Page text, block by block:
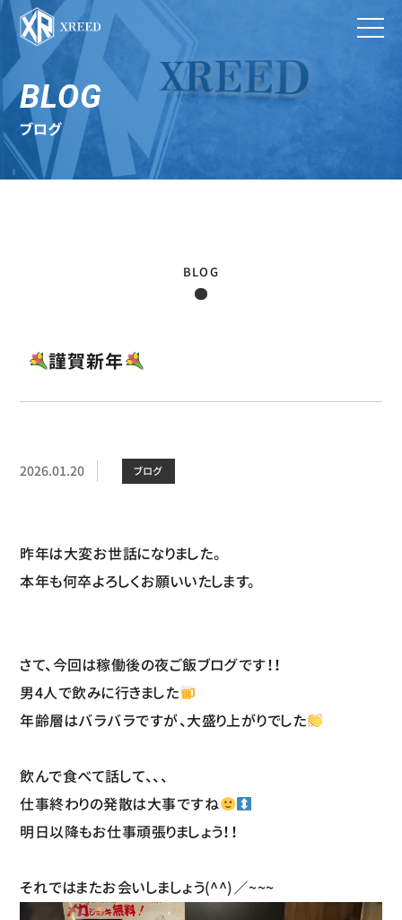
BLOG
ブログ
謹賀新年
BLOG
2026.01.20 ブログ
昨年は大変お世話になりました。
本年も何卒よろしくお願いいたします。
さて、今回は稼働後の夜ご飯ブログです！！
男4人で飲みに行きました
年齢層はバラバラですが、大盛り上がりでした
飲んで食べて話して、、、
仕事終わりの発散は大事ですね
明日以降もお仕事頑張りましょう！！
それではまたお会いしましょう(^^)／~~~